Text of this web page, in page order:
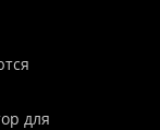
для